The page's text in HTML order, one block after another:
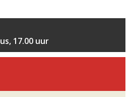
17.00 uur